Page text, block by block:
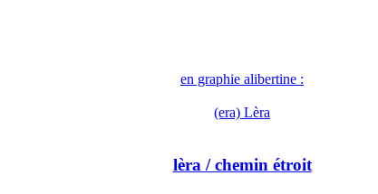
en graphie alibertine :
(era) Lèra
lèra / chemin étroit